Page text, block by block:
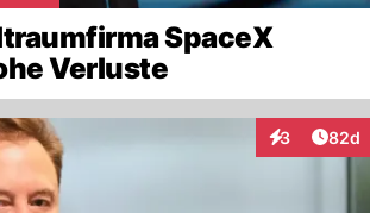
SpaceX
Verluste
3
Interaktionen
82d